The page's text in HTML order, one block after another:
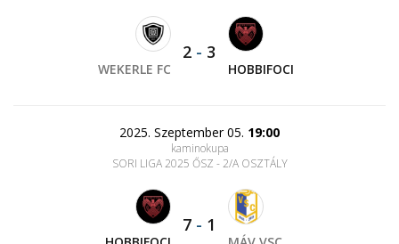
WEKERLE FC
2 - 3
HOBBIFOCI
2025. Szeptember 05. 19:00
kaminokupa
SORI LIGA 2025 ŐSZ - 2/A OSZTÁLY
7 - 1